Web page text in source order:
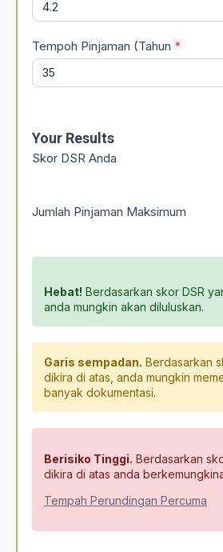
Tempoh Pinjaman (Tahun *
Your Results
Skor DSR Anda
Jumlah Pinjaman Maksimum
Hebat! Berdasarkan skor DSR
anda mungkin akan diluluskan.
Garis sempadan. Berdasarkan
dikira di atas, anda mungkin
banyak dokumentasi.
Berisiko Tinggi. Berdasarkan
dikira di atas anda
Tempah Perundingan Percuma